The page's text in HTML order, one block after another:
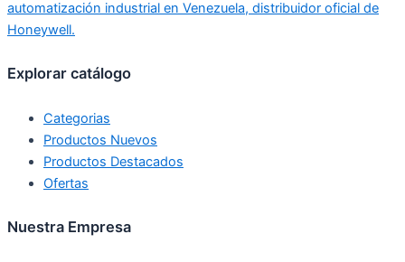
Explorar catálogo
Categorias
Productos Nuevos
Productos Destacados
Ofertas
Nuestra Empresa